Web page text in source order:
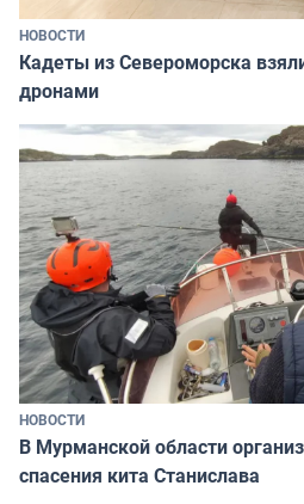
НОВОСТИ
Кадеты из Североморска
дронами
НОВОСТИ
В Мурманской области
спасения кита Станислава